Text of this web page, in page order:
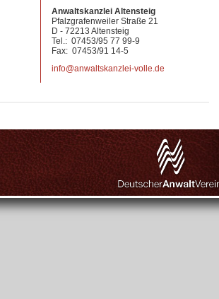
Anwaltskanzlei Altensteig
Pfalzgrafenweiler Straße 21
D - 72213 Altensteig
Tel.: 07453/95 77 99-9
Fax: 07453/91 14-5
info@anwaltskanzlei-volle.de